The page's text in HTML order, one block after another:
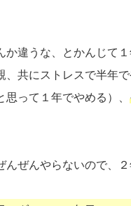
か違うな、とかんじて
共にストレスで半年で
って１年でやめる）、
ぜんやらないので、２